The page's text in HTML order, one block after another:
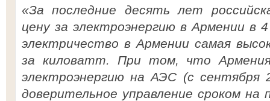
«За последние десять лет
цену за электроэнергию в Армении в
электричество в Армении самая
за киловатт. При том, что
электроэнергию на АЭС (с сентября
доверительное управление сроком